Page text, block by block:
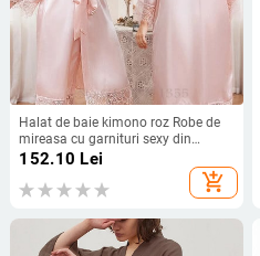
Halat de baie kimono roz Robe de
mireasa cu garnituri sexy din
dantela pentru femei Lenjerie de
dormit pentru casa lunga Rochie de
noapte Mireasa Oversize 3Xl 4Xl
152.10 Lei
add_shopping_cart